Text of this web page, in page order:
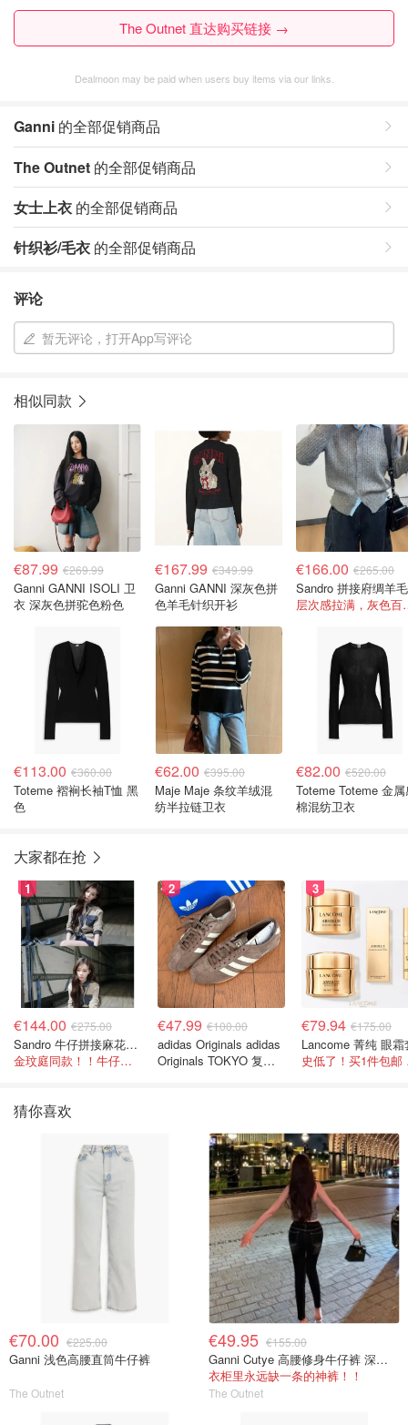
The Outnet 直达购买链接 →
Dealmoon may be paid when users buy items via our links.
Ganni 的全部促销商品
The Outnet 的全部促销商品
女士上衣 的全部促销商品
针织衫/毛衣 的全部促销商品
评论
暂无评论，打开App写评论
相似同款
€87.99 €269.99
Ganni GANNI ISOLI 卫
衣 深灰色拼驼色粉色
€167.99 €349.99
Ganni GANNI 深灰色拼
色羊毛针织开衫
€166.00 €265.00
层次感
€113.00 €360.00
Toteme 褶裥长袖T恤 黑
色
€62.00 €395.00
Maje Maje 条纹羊绒混
纺半拉链卫衣
€82.00 €520.00
Toteme Toteme 金
棉混纺卫衣
大家都在抢
1
€144.00 €275.00
Sandro 牛仔拼接麻花针织夹克
金玟庭同款！！牛仔拼接超有层次感
2
€47.99 €100.00
adidas Originals adidas
Originals TOKYO 复古
3
€79.94 €175.00
Lancome 菁纯 眼霜
史
猜你喜欢
€70.00 €225.00
Ganni 浅色高腰直筒牛仔裤
The Outnet
€49.95 €155.00
Ganni Cutye 高腰修身牛仔裤 深蓝色
衣柜里永远缺一条的神裤！！
The Outnet